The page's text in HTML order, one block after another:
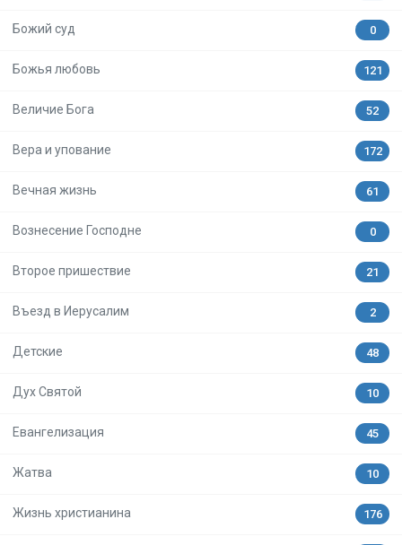
Божий суд 0
Божья любовь 121
Величие Бога 52
Вера и упование 172
Вечная жизнь 61
Вознесение Господне 0
Второе пришествие 21
Въезд в Иерусалим 2
Детские 48
Дух Святой 10
Евангелизация 45
Жатва 10
Жизнь христианина 176